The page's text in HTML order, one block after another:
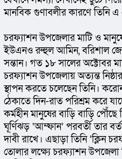
মানবিক গুণাবলীর কারণে তিনি এ
চরফ্যাশন উপজেলার মাটি ও
ইউএনও রুহুল আমিন, বরিশাল
সন্তান। গত ১৮ সালের অক্টোবর
চরফ্যাশন উপজেলায় অত্যন্ত নিষ্ঠার
স্থাপন করতে চলেছেন তিনি।
ঠেকাতে দিন-রাত পরিশ্রম করে
কর্মহীন মানুষের বাড়ি বাড়ি পৌঁছে
ঘূর্ণিঝড় ‘আম্ফান’ পরবর্তী তার
দাবী রাখে। এছাড়া তিনি ‘ক্লিন
তোলার লক্ষ্যে চরফ্যাশন উপজেলা